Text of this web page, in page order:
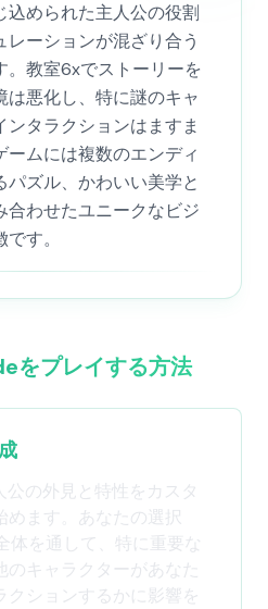
込められた主人公の役割
レーションが混ざり合う
。教室6xでストーリーを
悪化し、特に謎のキャ
タラクションはますま
ムには複数のエンディ
パズル、かわいい美学と
合わせたユニークなビジ
す。
をプレイする方法
の外見と特性をカスタ
めます。あなたの選択
体を通して、特に重要な
キャラクターがあなた
クションするかに影響を